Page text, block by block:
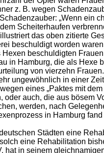
z. B. wegen
„Wenn ein
Scheiterhaufen
das oben zitierte
beschuldigt worden
beschuldigten
in Hamburg, die als Hexe
von vierzehn
ungewöhnlich in einer
eines „Paktes mit
oder auch, die aus bösem
werden, nach
in Hamburg
Städten eine
eine Rehabilitation
hat in seinem